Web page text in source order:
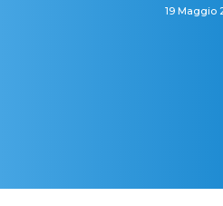
19 Maggio